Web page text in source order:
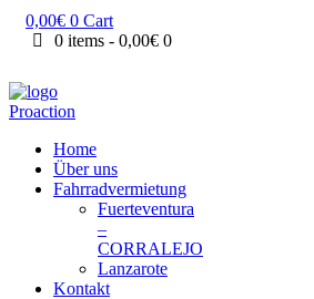
0,00€ 0 Cart
0 items -0,00€ 0
Home
Über uns
Fahrradvermietung
Fuerteventura
–
CORRALEJO
Lanzarote
Kontakt